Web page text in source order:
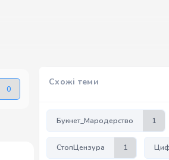
0
Схожі теми
Букнет_Мародерство 1
СтопЦензура 1